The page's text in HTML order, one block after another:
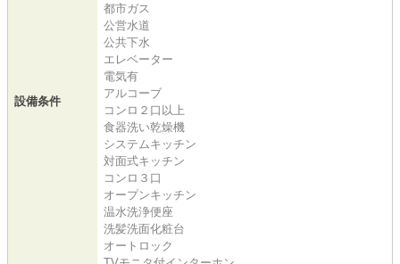
設備条件
都市ガス
公営水道
公共下水
エレベーター
電気有
アルコーブ
コンロ２口以上
食器洗い乾燥機
システムキッチン
対面式キッチン
コンロ３口
オープンキッチン
温水洗浄便座
洗髪洗面化粧台
オートロック